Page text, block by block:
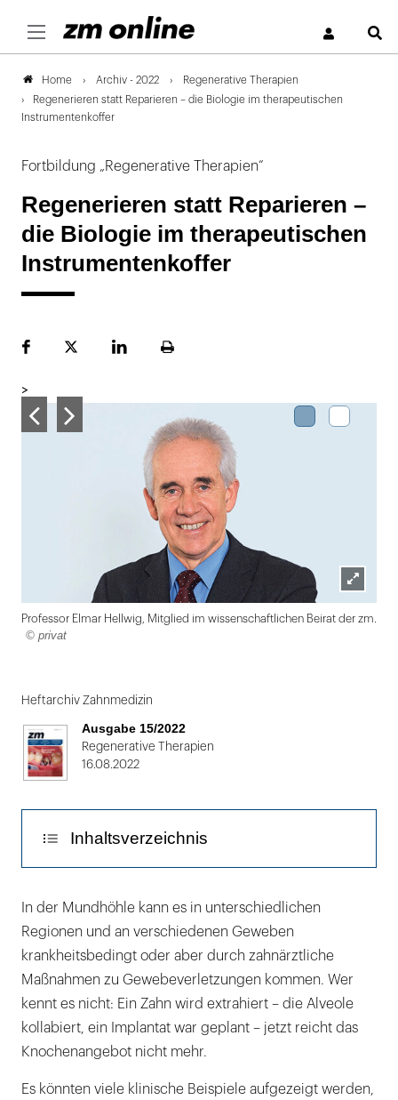
Home Archiv - 2022
Regenerative Therapien
Regenerieren statt Reparieren – die Biologie im therapeutischen
Instrumentenkoffer
Fortbildung „Regenerative Therapien“
Regenerieren statt Reparieren –
die Biologie im therapeutischen
Instrumentenkoffer
FacebookPlattformLinekdInSeite
>
Lightbox
öffnen
Professor Elmar Hellwig, Mitglied im wissenschaftlichen Beirat der zm.
© privat
1
von
2
Heftarchiv Zahnmedizin
Ausgabe 15/2022
Regenerative Therapien
16.08.2022
Inhaltsverzeichnis
PRF: Biologie und Wirkungsweise,
Indikationen, klinische Anwendung
Die Regeneration von verletzten Nerven
Die Sinusbodenelevation
Die Regeneration des Knochens –
präimplantologische
Augmentationstechniken
In der Mundhöhle kann es in unterschiedlichen
Regionen und an verschiedenen Geweben
krankheitsbedingt oder aber durch zahnärztliche
Maßnahmen zu Gewebeverletzungen kommen. Wer
kennt es nicht: Ein Zahn wird extrahiert – die Alveole
kollabiert, ein Implantat war geplant – jetzt reicht das
Knochenangebot nicht mehr.
Es könnten viele klinische Beispiele aufgezeigt werden,